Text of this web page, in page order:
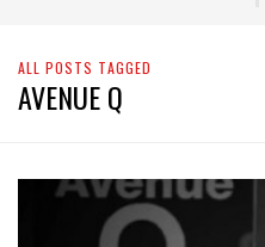
ALL POSTS TAGGED
AVENUE Q